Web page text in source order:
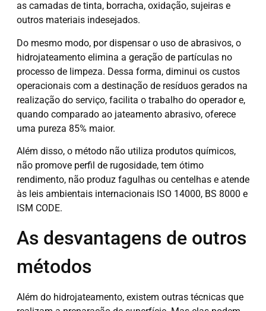
as camadas de tinta, borracha, oxidação, sujeiras e
outros materiais indesejados.
Do mesmo modo, por dispensar o uso de abrasivos, o
hidrojateamento elimina a geração de partículas no
processo de limpeza. Dessa forma, diminui os custos
operacionais com a destinação de resíduos gerados na
realização do serviço, facilita o trabalho do operador e,
quando comparado ao jateamento abrasivo, oferece
uma pureza 85% maior.
Além disso, o método não utiliza produtos químicos,
não promove perfil de rugosidade, tem ótimo
rendimento, não produz fagulhas ou centelhas e atende
às leis ambientais internacionais ISO 14000, BS 8000 e
ISM CODE.
As desvantagens de outros
métodos
Além do hidrojateamento, existem outras técnicas que